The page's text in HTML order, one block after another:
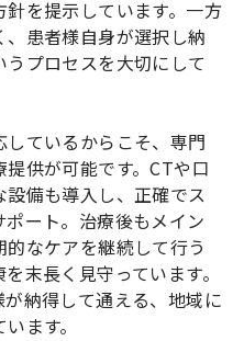
を提示しています。一方
患者様自身が選択し納
プロセスを大切にして
ているからこそ、専門
供が可能です。CTや口
備も導入し、正確でス
ート。治療後もメイン
なケアを継続して行う
末長く見守っています。
納得して通える、地域に
ます。